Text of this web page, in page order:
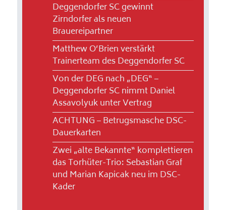
Deggendorfer SC gewinnt
Zirndorfer als neuen
Brauereipartner
Matthew O’Brien verstärkt
Trainerteam des Deggendorfer SC
Von der DEG nach „DEG“ –
Deggendorfer SC nimmt Daniel
Assavolyuk unter Vertrag
ACHTUNG – Betrugsmasche DSC-
Dauerkarten
Zwei „alte Bekannte“ komplettieren
das Torhüter-Trio: Sebastian Graf
und Marian Kapicak neu im DSC-
Kader